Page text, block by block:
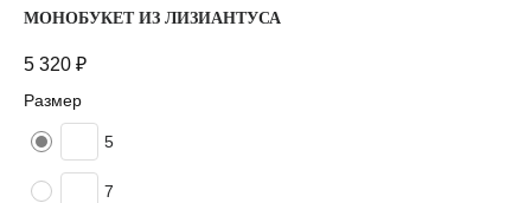
МОНОБУКЕТ ИЗ ЛИЗИАНТУСА
5 320 ₽
Размер
5
7